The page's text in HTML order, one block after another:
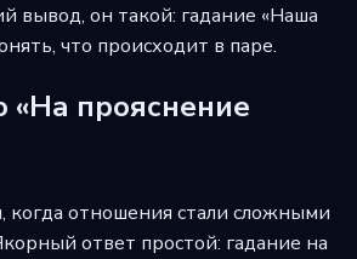
вывод, он такой: гадание «Наша
что происходит в паре.
«На прояснение
когда отношения стали сложными
ответ простой: гадание на